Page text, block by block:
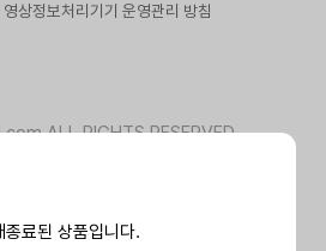
종료된 상품입니다.
상정보처리기기 운영관리 방침
ALL RIGHTS RESERVED